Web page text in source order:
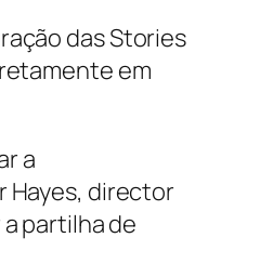
das Stories
em
a
Hayes, director
partilha de